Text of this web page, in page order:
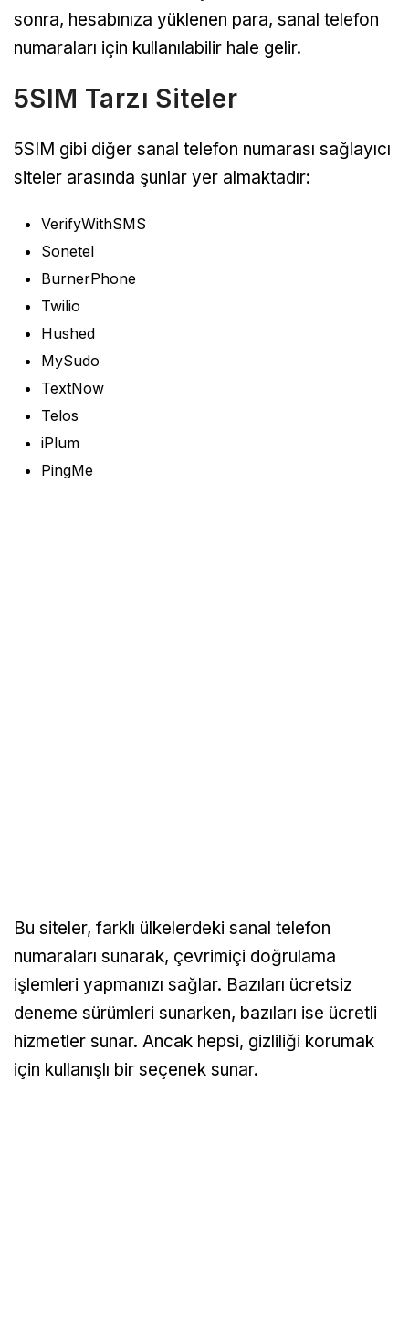
sonra, hesabınıza yüklenen para, sanal telefon
numaraları için kullanılabilir hale gelir.
5SIM Tarzı Siteler
5SIM gibi diğer sanal telefon numarası sağlayıcı
siteler arasında şunlar yer almaktadır:
VerifyWithSMS
Sonetel
BurnerPhone
Twilio
Hushed
MySudo
TextNow
Telos
iPlum
PingMe
Bu siteler, farklı ülkelerdeki sanal telefon
numaraları sunarak, çevrimiçi doğrulama
işlemleri yapmanızı sağlar. Bazıları ücretsiz
deneme sürümleri sunarken, bazıları ise ücretli
hizmetler sunar. Ancak hepsi, gizliliği korumak
için kullanışlı bir seçenek sunar.